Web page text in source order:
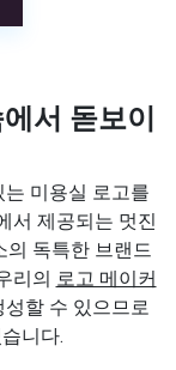
서 돋보이
미용실 로고를
서 제공되는 멋진
의 독특한 브랜드
리의 로고 메이커
할 수 있으므로
니다.